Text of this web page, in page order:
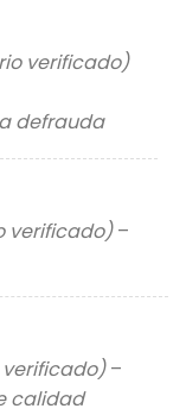
verificado)
defrauda
verificado) –
–
calidad